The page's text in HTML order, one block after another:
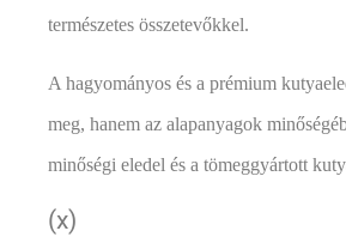
természetes összetevőkkel.
A hagyományos és a prémium
meg, hanem az alapanyagok
minőségi eledel és a tömeggyártott
(x)